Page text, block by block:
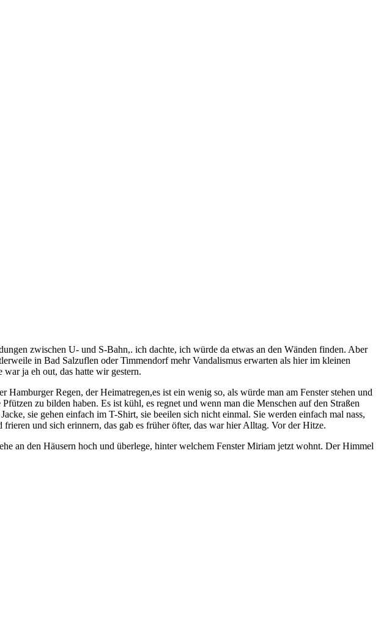
zwischen U- und S-Bahn,. ich dachte, ich würde da etwas an den Wänden finden. Aber
in Bad Salzuflen oder Timmendorf mehr Vandalismus erwarten als hier im kleinen
ja eh out, das hatte wir gestern.
Regen, der Heimatregen,es ist ein wenig so, als würde man am Fenster stehen und
zu bilden haben. Es ist kühl, es regnet und wenn man die Menschen auf den Straßen
sie gehen einfach im T-Shirt, sie beeilen sich nicht einmal. Sie werden einfach mal nass,
und sich erinnern, das gab es früher öfter, das war hier Alltag. Vor der Hitze.
an den Häusern hoch und überlege, hinter welchem Fenster Miriam jetzt wohnt. Der Himmel